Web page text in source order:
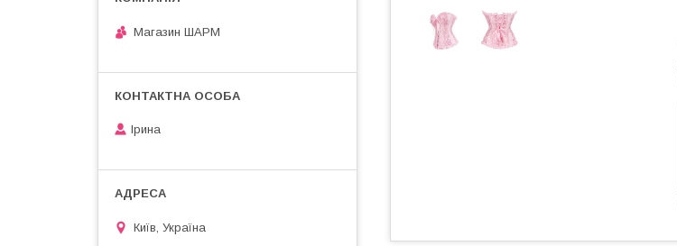
Магазин ШАРМ
Ірина
Київ, Україна